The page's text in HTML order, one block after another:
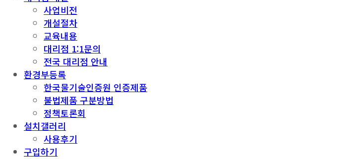
사업비전
개설절차
교육내용
대리점 1:1문의
전국 대리점 안내
환경부등록
한국물기술인증원 인증제품
불법제품 구분방법
정책토론회
설치갤러리
사용후기
구입하기